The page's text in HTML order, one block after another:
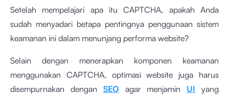
Setelah mempelajari apa itu CAPTCHA, apakah Anda
sudah menyadari betapa pentingnya penggunaan sistem
keamanan ini dalam menunjang performa website?
Selain dengan menerapkan komponen keamanan
menggunakan CAPTCHA, optimasi website juga harus
disempurnakan dengan SEO agar menjamin UI yang